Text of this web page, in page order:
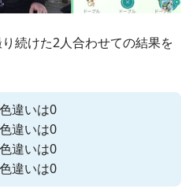
続けた2人合わせての結果を
違いは0
違いは0
違いは0
違いは0